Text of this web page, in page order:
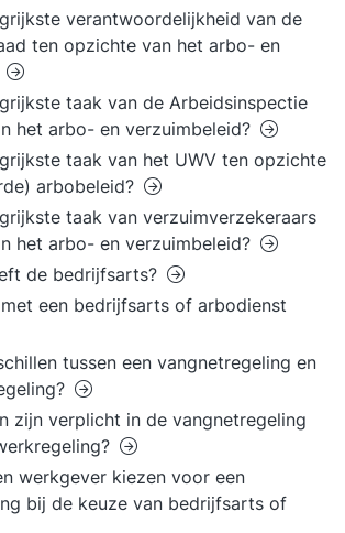
verantwoordelijkheid van de
ten opzichte van het arbo- en
taak van de Arbeidsinspectie
het arbo- en verzuimbeleid?
taak van het UWV ten opzichte
arbobeleid?
taak van verzuimverzekeraars
het arbo- en verzuimbeleid?
de bedrijfsarts?
een bedrijfsarts of arbodienst
tussen een vangnetregeling en
zijn verplicht in de vangnetregeling
werkgever kiezen voor een
bij de keuze van bedrijfsarts of